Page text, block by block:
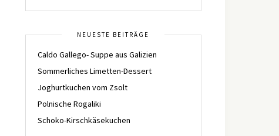
NEUESTE BEITRÄGE
Caldo Gallego- Suppe aus Galizien
Sommerliches Limetten-Dessert
Joghurtkuchen vom Zsolt
Polnische Rogaliki
Schoko-Kirschkäsekuchen